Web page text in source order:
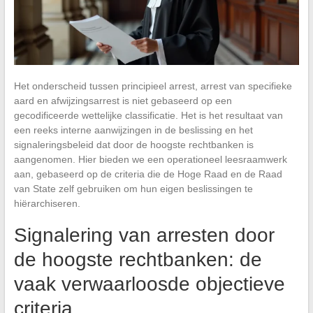
Het onderscheid tussen principieel arrest, arrest van specifieke
aard en afwijzingsarrest is niet gebaseerd op een
gecodificeerde wettelijke classificatie. Het is het resultaat van
een reeks interne aanwijzingen in de beslissing en het
signaleringsbeleid dat door de hoogste rechtbanken is
aangenomen. Hier bieden we een operationeel leesraamwerk
aan, gebaseerd op de criteria die de Hoge Raad en de Raad
van State zelf gebruiken om hun eigen beslissingen te
hiërarchiseren.
Signalering van arresten door
de hoogste rechtbanken: de
vaak verwaarloosde objectieve
criteria